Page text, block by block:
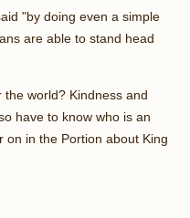
"by doing even a simple
are able to stand head
world? Kindness and
have to know who is an
on in the Portion about King